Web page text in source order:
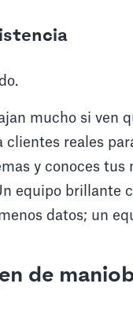
mucho si ven
clientes reales
y conoces
equipo brillante
datos; un
de